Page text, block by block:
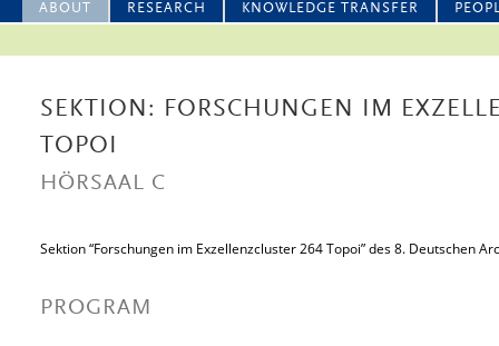
ABOUT RESEARCH KNOWLEDGE TRANSFER
SEKTION: FORSCHUNGEN IM
TOPOI
HÖRSAAL C
Sektion “Forschungen im Exzellenzcluster 264 Topoi” des 8. Deutschen
PROGRAM